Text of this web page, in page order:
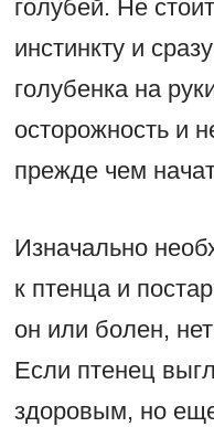
голубей. Не
инстинкту и
голубенка на
осторожность и
прежде чем
Изначально
к птенца и
он или болен,
Если птенец
здоровым, но